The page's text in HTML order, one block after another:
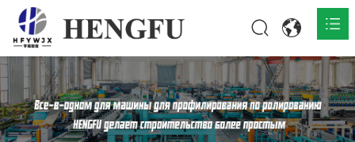
Главная
О нас 